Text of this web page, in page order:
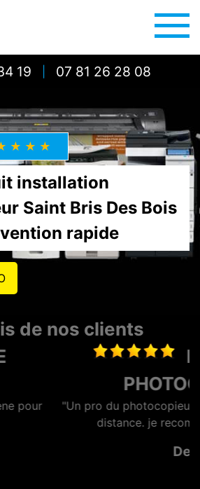
19 07 81 26 28 08
installation
Saint Bris Des Bois
rapide
de nos clients
DEPANNAGE
merci pour l'assistance à
je recommande un vrai pro"